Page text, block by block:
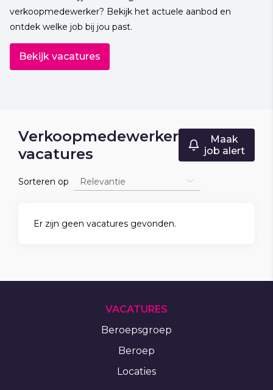
verkoopmedewerker? Bekijk het actuele aanbod en
ontdek welke job bij jou past.
Bekijk vacatures
Verkoopmedewerker
vacatures
Maak
job alert
Sorteren op
Er zijn geen vacatures gevonden.
VACATURES
Beroepsgroep
Beroep
Locaties